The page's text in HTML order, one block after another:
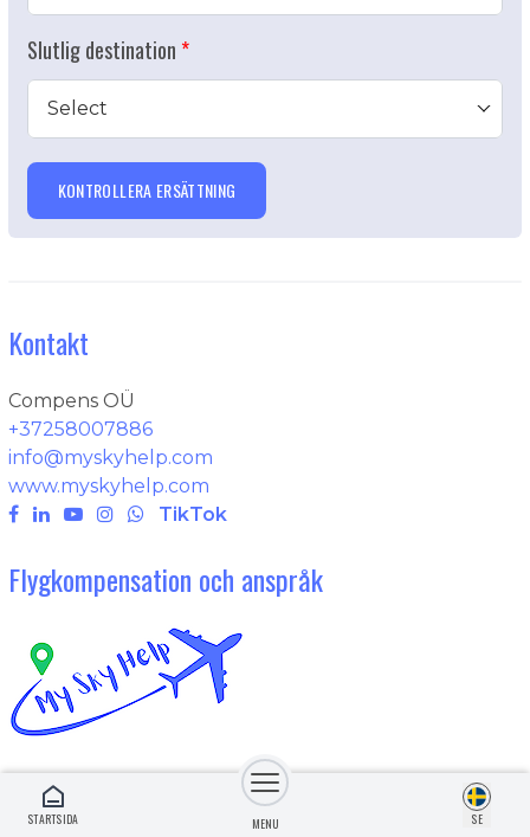
STARTSIDA MENU SE
Slutlig destination
Select
KONTROLLERA ERSÄTTNING
Kontakt
Compens OÜ
+37258007886
info@myskyhelp.com
www.myskyhelp.com
TikTok
Flygkompensation och anspråk